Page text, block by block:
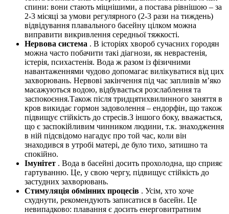
спини: вони стають міцнішими, а постава рівнішою – за
2-3 місяці за умови регулярного (2-3 рази на тиждень)
відвідування плавального басейну цілком можна
виправити викривлення середньої тяжкості.
Нервова система . В історіях хвороб сучасних городян
можна часто побачити такі діагнози, як неврастенія,
істерія, психастенія. Вода ж разом із фізичними
навантаженнями чудово допомагає вилікуватися від цих
захворювань. Нервові закінчення під час запливів м’яко
масажуються водою, відбувається розслаблення та
заспокоєння.Також після тридцятихвилинного заняття в
кров викидає гормон задоволення – ендорфін, що також
підвищує стійкість до стресів.З іншого боку, вважається,
що є заспокійливим чинником людини, т.к. знаходження
в ній підсвідомо нагадує про той час, коли він
знаходився в утробі матері, де було тихо, затишно та
спокійно.
Імунітет . Вода в басейні досить прохолодна, що сприяє
гартуванню. Це, у свою чергу, підвищує стійкість до
застудних захворювань.
Стимуляція обмінних процесів . Усім, хто хоче
схуднути, рекомендують записатися в басейн. Це
невипадково: плавання є досить енерговитратним